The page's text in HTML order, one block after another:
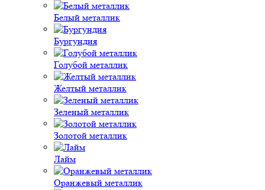
Белый металлик
Бургундия
Голубой металлик
Желтый металлик
Зеленый металлик
Золотой металлик
Лайм
Оранжевый металлик